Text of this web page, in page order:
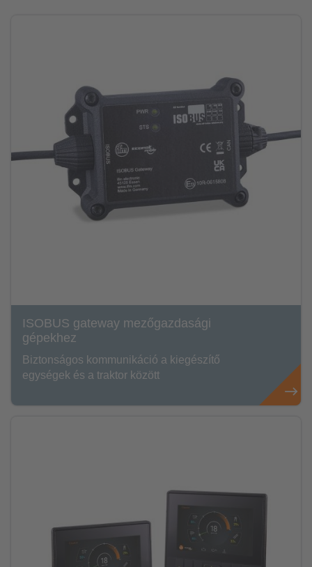
ISOBUS gateway mezőgazdasági
gépekhez
Biztonságos kommunikáció a kiegészítő
egységek és a traktor között